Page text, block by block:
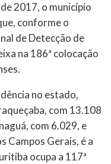
2017, o município
conforme o
de Detecção de
na 186ª colocação
no estado,
com 13.108
com 6.029, e
Campos Gerais, é a
ocupa a 117ª